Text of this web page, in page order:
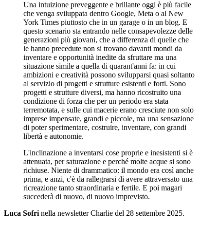
Una intuizione preveggente e brillante oggi è più facile
che venga sviluppata dentro Google, Meta o al New
York Times piuttosto che in un garage o in un blog. E
questo scenario sta entrando nelle consapevolezze delle
generazioni più giovani, che a differenza di quelle che
le hanno precedute non si trovano davanti mondi da
inventare e opportunità inedite da sfruttare ma una
situazione simile a quella di quarant'anni fa: in cui
ambizioni e creatività possono svilupparsi quasi soltanto
al servizio di progetti e strutture esistenti e forti. Sono
progetti e strutture diversi, ma hanno ricostruito una
condizione di forza che per un periodo era stata
terremotata, e sulle cui macerie erano cresciute non solo
imprese impensate, grandi e piccole, ma una sensazione
di poter sperimentare, costruire, inventare, con grandi
libertà e autonomie.
L'inclinazione a inventarsi cose proprie e inesistenti si è
attenuata, per saturazione e perché molte acque si sono
richiuse. Niente di drammatico: il mondo era così anche
prima, e anzi, c'è da rallegrarsi di avere attraversato una
ricreazione tanto straordinaria e fertile. E poi magari
succederà di nuovo, di nuovo imprevisto.
Luca Sofrinella newsletter Charlie del 28 settembre 2025.